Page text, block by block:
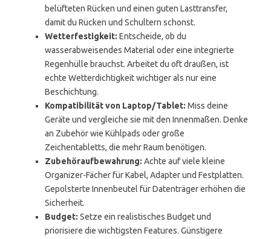
belüfteten Rücken und einen guten Lasttransfer,
damit du Rücken und Schultern schonst.
Wetterfestigkeit: Entscheide, ob du
wasserabweisendes Material oder eine integrierte
Regenhülle brauchst. Arbeitet du oft draußen, ist
echte Wetterdichtigkeit wichtiger als nur eine
Beschichtung.
Kompatibilität von Laptop/Tablet: Miss deine
Geräte und vergleiche sie mit den Innenmaßen. Denke
an Zubehör wie Kühlpads oder große
Zeichentabletts, die mehr Raum benötigen.
Zubehöraufbewahrung: Achte auf viele kleine
Organizer-Fächer für Kabel, Adapter und Festplatten.
Gepolsterte Innenbeutel für Datenträger erhöhen die
Sicherheit.
Budget: Setze ein realistisches Budget und
priorisiere die wichtigsten Features. Günstigere